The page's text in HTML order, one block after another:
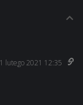
lutego 2021 12:35